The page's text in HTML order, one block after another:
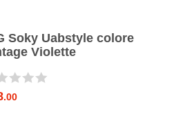
Soky Uabstyle colore
Violette
.00